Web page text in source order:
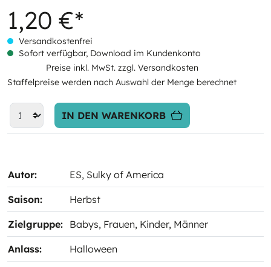
1,20 €*
Versandkostenfrei
Sofort verfügbar, Download im Kundenkonto
Preise inkl. MwSt. zzgl. Versandkosten
Staffelpreise werden nach Auswahl der Menge berechnet
IN DEN WARENKORB
Autor: ES, Sulky of America
Saison: Herbst
Zielgruppe: Babys, Frauen, Kinder, Männer
Anlass: Halloween